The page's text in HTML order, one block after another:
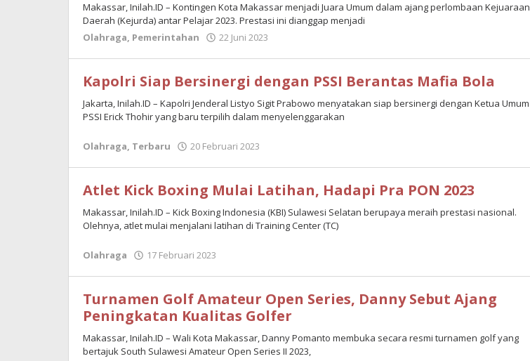
Januari
2024
oleh
Said
Makassar, Inilah.ID – Kontingen Kota Makassar menjadi Juara Umum dalam ajang perlombaan Kejuaraan
Daerah (Kejurda) antar Pelajar 2023. Prestasi ini dianggap menjadi
Olahraga, Pemerintahan 22 Juni 2023
Kapolri Siap Bersinergi dengan PSSI Berantas Mafia Bola
Jakarta, Inilah.ID – Kapolri Jenderal Listyo Sigit Prabowo menyatakan siap bersinergi dengan Ketua Umum
PSSI Erick Thohir yang baru terpilih dalam menyelenggarakan
Olahraga, Terbaru 20 Februari 2023
Atlet Kick Boxing Mulai Latihan, Hadapi Pra PON 2023
Makassar, Inilah.ID – Kick Boxing Indonesia (KBI) Sulawesi Selatan berupaya meraih prestasi nasional.
Olehnya, atlet mulai menjalani latihan di Training Center (TC)
Olahraga 17 Februari 2023
Turnamen Golf Amateur Open Series, Danny Sebut Ajang
Peningkatan Kualitas Golfer
Makassar, Inilah.ID – Wali Kota Makassar, Danny Pomanto membuka secara resmi turnamen golf yang
bertajuk South Sulawesi Amateur Open Series II 2023,